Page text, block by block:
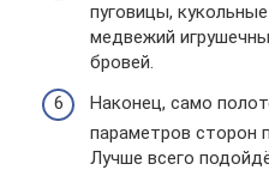
пуговицы,
медвежий
бровей.
Наконец, само
параметров сторон
Лучше всего